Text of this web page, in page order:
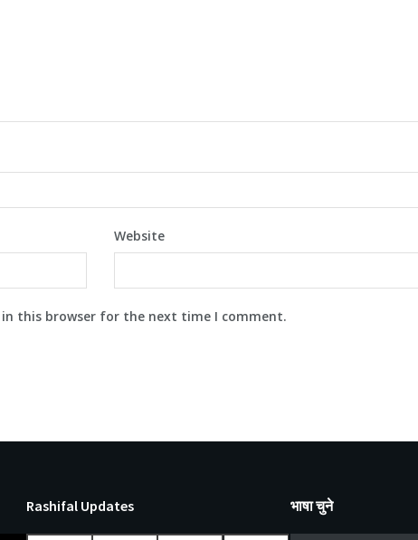
Website
in this browser for the next time I comment.
Rashifal Updates भाषा चुने